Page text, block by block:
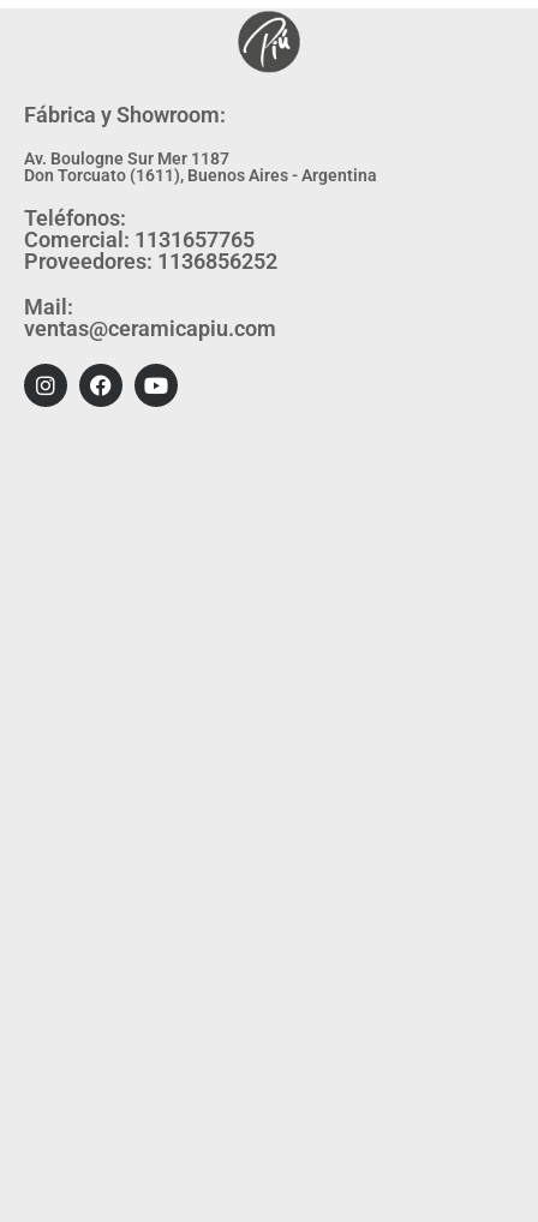
Fábrica y Showroom:
Av. Boulogne Sur Mer 1187
Don Torcuato (1611), Buenos Aires - Argentina
Teléfonos:
Comercial: 1131657765
Proveedores: 1136856252
Mail:
ventas@ceramicapiu.com